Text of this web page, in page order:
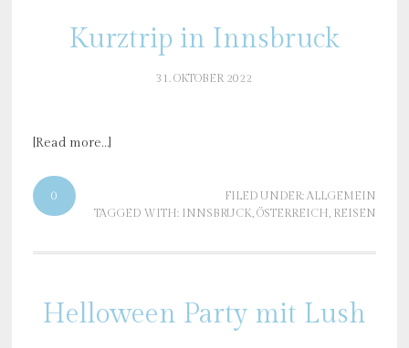
Kurztrip in Innsbruck
31. OKTOBER 2022
[Read more…]
0 FILED UNDER:ALLGEMEIN
TAGGED WITH: INNSBRUCK,ÖSTERREICH, REISEN
Helloween Party mit Lush